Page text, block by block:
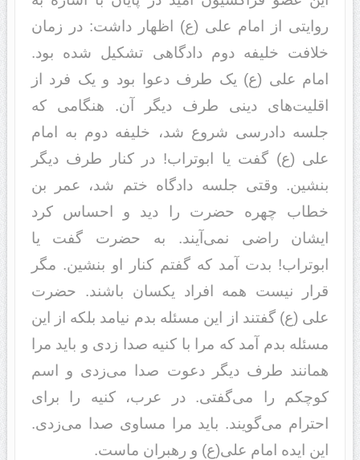
روایتی از امام علی (ع) اظهار داشت: در زمان
خلافت خلیفه دوم دادگاهی تشکیل شده بود.
امام علی (ع) یک طرف دعوا بود و یک فرد از
اقلیت‌های دینی طرف دیگر آن. هنگامی که
جلسه دادرسی شروع شد، خلیفه دوم به امام
علی (ع) گفت یا ابوتراب! در کنار طرف دیگر
بنشین. وقتی جلسه دادگاه ختم شد، عمر بن
خطاب چهره حضرت را دید و احساس کرد
ایشان راضی نمی‌آیند. به حضرت گفت یا
ابوتراب! بدت آمد که گفتم کنار او بنشین. مگر
قرار نیست همه افراد یکسان باشند. حضرت
علی (ع) گفتند از این مسئله بدم نیامد بلکه از این
مسئله بدم آمد که مرا با کنیه صدا زدی و باید مرا
همانند طرف دیگر دعوت صدا می‌زدی و اسم
کوچکم را می‌گفتی. در عرب، کنیه را برای
احترام می‌گویند. باید مرا مساوی صدا می‌زدی.
این ایده امام علی(ع) و رهبران ماست.